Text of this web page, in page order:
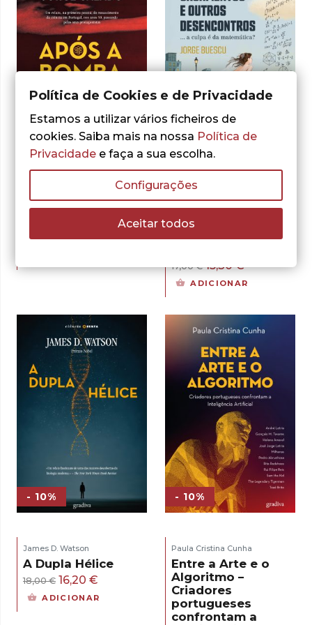
- 10%
Jorge Calado
18,00€ O
original
16,20€O
atual
- 10%
Jorge Buescu
Casamentos e
17,00€ O
preço
era:
17,00 €.
15,30€O
preço
é:
15,30 €.
ADICIONAR
- 10%
James D. Watson
A Dupla Hélice
18,00€ O
preço
16,20 €
preço
ADICIONAR
- 10%
Paula Cristina Cunha
Entre a Arte e o
Algoritmo –
Criadores
portugueses
confrontam a
Política de Cookies e de Privacidade
Estamos a utilizar vários ficheiros de
cookies. Saiba mais na nossa Política de
Privacidade e faça a sua escolha.
Configurações
Aceitar todos